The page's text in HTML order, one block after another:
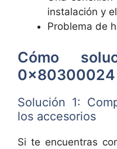
instalación y
Problema de
Cómo
0x80300024
Solución 1:
los accesorios
Si te encuentras